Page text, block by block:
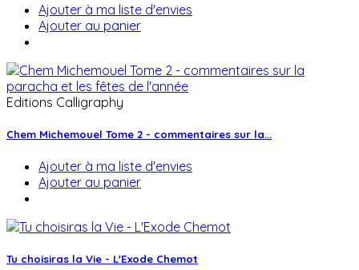
Ajouter à ma liste d'envies
Ajouter au panier
Editions Calligraphy
Chem Michemouel Tome 2 - commentaires sur la...
Ajouter à ma liste d'envies
Ajouter au panier
Tu choisiras la Vie - L'Exode Chemot